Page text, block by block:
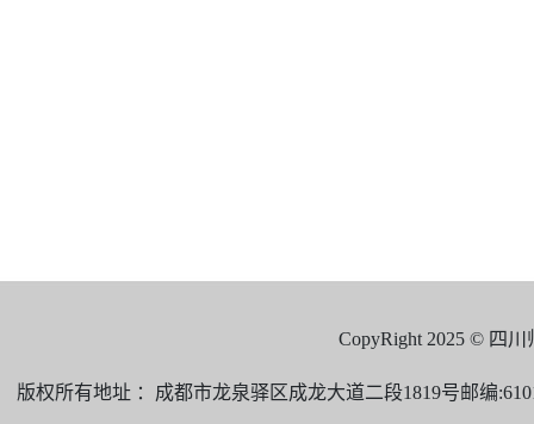
CopyRight 2025 ©
版权所有地址 ：成都市龙泉驿区成龙大道二段1819号邮编